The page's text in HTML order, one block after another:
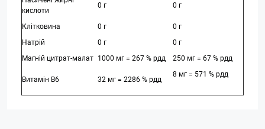
кислоти
0 г 0 г
Клітковина 0 г
0 г
Натрій
0 г
0 г
Магній цитрат-малат 1000 мг = 267 % рдд 250 мг = 67 % рдд
Витамін B6 32 мг = 2286 % рдд
8 мг = 571 % рдд